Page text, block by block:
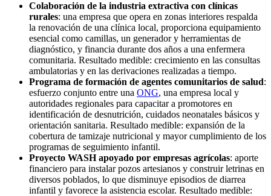
Colaboración de la industria extractiva con clínicas
rurales: una empresa que opera en zonas interiores respalda
la renovación de una clínica local, proporciona equipamiento
esencial como camillas, un generador y herramientas de
diagnóstico, y financia durante dos años a una enfermera
comunitaria. Resultado medible: crecimiento en las consultas
ambulatorias y en las derivaciones realizadas a tiempo.
Programa de formación de agentes comunitarios de salud:
esfuerzo conjunto entre una ONG, una empresa local y
autoridades regionales para capacitar a promotores en
identificación de desnutrición, cuidados neonatales básicos y
orientación sanitaria. Resultado medible: expansión de la
cobertura de tamizaje nutricional y mayor cumplimiento de los
programas de seguimiento infantil.
Proyecto WASH apoyado por empresas agrícolas: aporte
financiero para instalar pozos artesianos y construir letrinas en
diversos poblados, lo que disminuye episodios de diarrea
infantil y favorece la asistencia escolar. Resultado medible: